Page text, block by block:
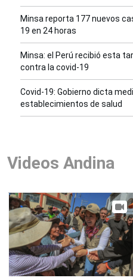
Minsa reporta 177 nuevos
19 en 24 horas
Minsa: el Perú recibió esta
contra la covid-19
Covid-19: Gobierno dicta
establecimientos de salud
Videos Andina